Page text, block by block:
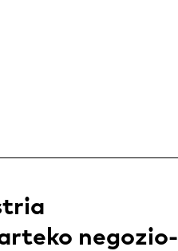
negozio-